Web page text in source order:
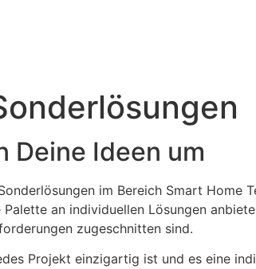
Deine Ideen um
im Bereich Smart Home
an individuellen Lösungen
zugeschnitten sind.
Projekt einzigartig ist und es eine